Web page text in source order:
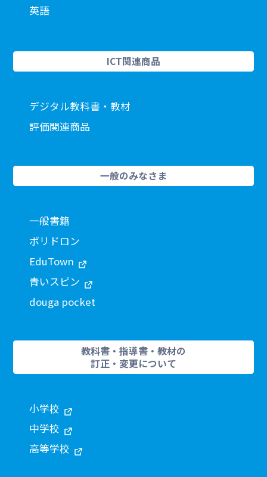
英語
ICT関連商品
デジタル教科書・教材
評価関連商品
一般のみなさま
一般書籍
ポリドロン
EduTown
青いスピン
douga pocket
教科書・指導書・教材の
訂正・変更について
小学校
中学校
高等学校